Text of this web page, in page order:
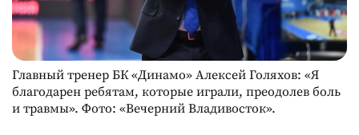
Главный тренер БК «Динамо» Алексей Голяхов: «Я
благодарен ребятам, которые играли, преодолев боль
и травмы». Фото: «Вечерний Владивосток».